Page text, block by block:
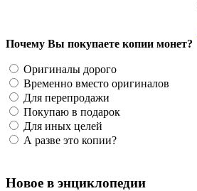
Почему Вы покупаете копии монет?
Оригиналы дорого
Временно вместо оригиналов
Для перепродажи
Покупаю в подарок
Для иных целей
А разве это копии?
Новое в энциклопедии